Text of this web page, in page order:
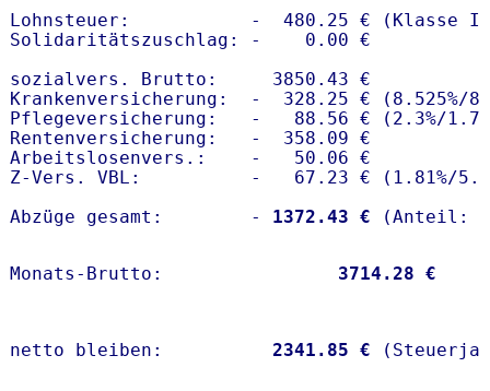
Lohnsteuer:           -  480.25 € (Klasse I)
Solidaritätszuschlag: -    0.00 €
sozialvers. Brutto:     3850.43 €
Krankenversicherung:  -  328.25 € (8.525%/
Pflegeversicherung:   -   88.56 € (2.3%/
Rentenversicherung:   -  358.09 €
Arbeitslosenvers.:    -   50.06 €
Z-Vers. VBL:          -   67.23 € ( 1.81%/
Abzüge gesamt:        -
1372.43 €
Monats-Brutto: 3714.28 €
netto bleiben: 2341.85 €